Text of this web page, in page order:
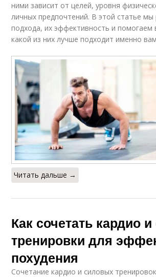
ними зависит от целей, уровня
личных предпочтений. В этой статье
подхода, их эффективность и помогаем
какой из них лучше подходит именно
Читать дальше →
Как сочетать кардио
тренировки для
похудения
Сочетание кардио и силовых